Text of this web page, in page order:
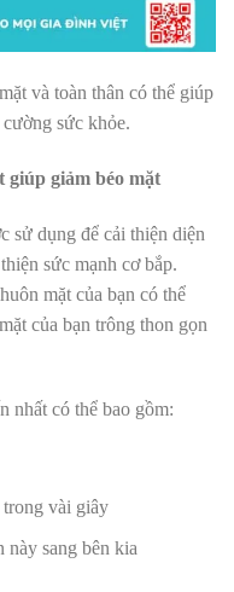
và toàn thân có thể giúp
sức khỏe.
giúp giảm béo mặt
sử dụng để cải thiện diện
sức mạnh cơ bắp.
mặt của bạn có thể
của bạn trông thon gọn
nhất có thể bao gồm:
vài giây
này sang bên kia